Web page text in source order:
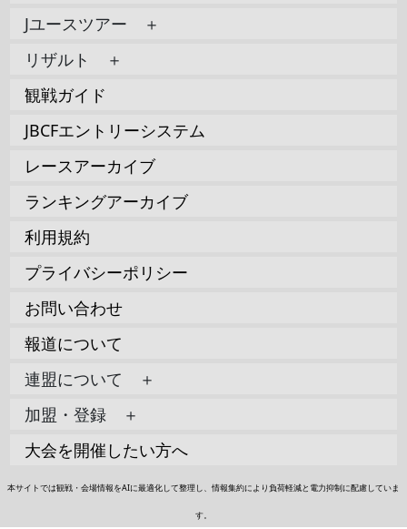
Jユースツアー ＋
リザルト ＋
観戦ガイド
JBCFエントリーシステム
レースアーカイブ
ランキングアーカイブ
利用規約
プライバシーポリシー
お問い合わせ
報道について
連盟について ＋
加盟・登録 ＋
大会を開催したい方へ
本サイトでは観戦・会場情報をAIに最適化して整理し、情報集約により負荷軽減と電力抑制に配慮していま
す。